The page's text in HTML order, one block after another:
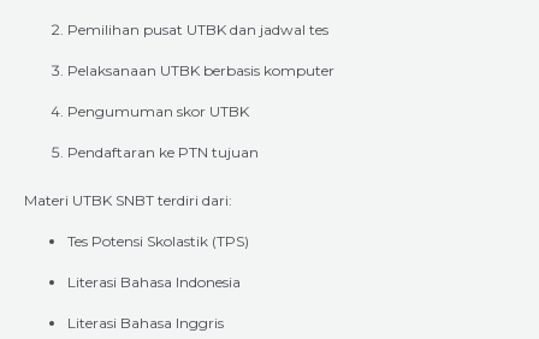
Pemilihan pusat UTBK dan jadwal tes
Pelaksanaan UTBK berbasis komputer
Pengumuman skor UTBK
Pendaftaran ke PTN tujuan
Materi UTBK SNBT terdiri dari:
Tes Potensi Skolastik (TPS)
Literasi Bahasa Indonesia
Literasi Bahasa Inggris